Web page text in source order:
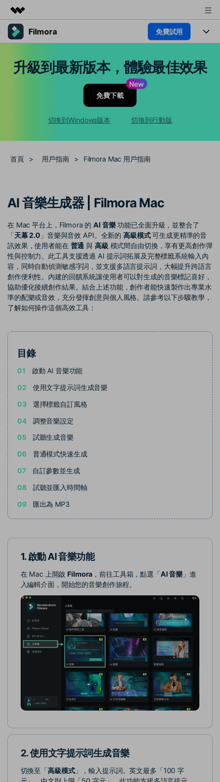
精選產品
實用工具
總覽
支援
Filmora 免費試用
文字
速生成相似風格影片
100 點兌積分
部落格
幫助中心
聯絡我們
我們隨時為您提供協助
案例分享
如何用 Filmora 做出影響力
聯盟計劃
開啟企業級合作夥伴關係
企業服務
簡單的商業影片解決方案
幫助中心
產品信息
立即購買 登入
搜尋
升級到最新版本，體驗最佳效果
New
免費下載
切換到Windows版本 切換到行動版
首頁 > 用戶指南 > Filmora Mac 用戶指南
AI 音樂生成器 | Filmora Mac
在 Mac 平台上，Filmora 的AI 音樂功能已全面升級，並整合了
「天幕 2.0 」音樂與音效 API。全新的 高級模式可生成更精準的音
訊效果，使用者能在 普通 與 高級 模式間自由切換，享有更高創作彈
性與控制力。此工具支援透過 AI 提示詞拓展及完整標籤系統輸入內
容，同時自動偵測敏感字詞，並支援多語言提示詞，大幅提升跨語言
創作便利性。內建的回饋系統讓使用者可以對生成的音樂標記喜好，
協助優化後續創作結果。結合上述功能，創作者能快速製作出專業水
準的配樂或音效，充分發揮創意與個人風格。請參考以下步驟教學，
了解如何操作這個高效工具：
目錄
01
啟動 AI 音樂功能
02
使用文字提示詞生成音樂
03
選擇標籤自訂風格
04
調整音樂設定
05
試聽生成音樂
06
普通模式快速生成
07
自訂參數並生成
08
試聽並匯入時間軸
09
匯出為 MP3
1. 啟動 AI 音樂功能
在 Mac 上開啟 Filmora ，前往工具箱，點選「AI 音樂 」進
入編輯介面，開始您的音樂創作旅程。
2. 使用文字提示詞生成音樂
切換至「高級模式」，輸入提示詞。英文最多「100 字